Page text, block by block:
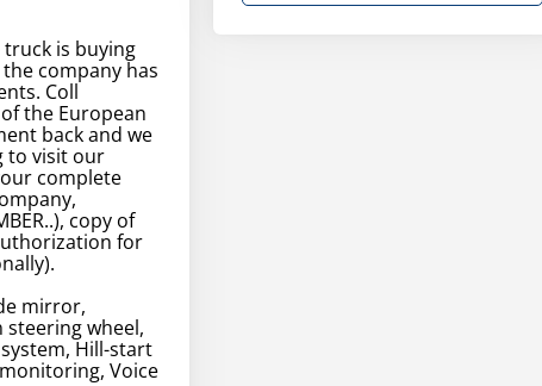
truck is buying
company has
Coll
the European
back and we
to visit our
complete
copy of
for
mirror,
wheel,
Hill-start
Voice